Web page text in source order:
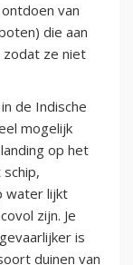
van
die aan
ze niet
de Indische
mogelijk
op het
water lijkt
zijn. Je
is
duinen van